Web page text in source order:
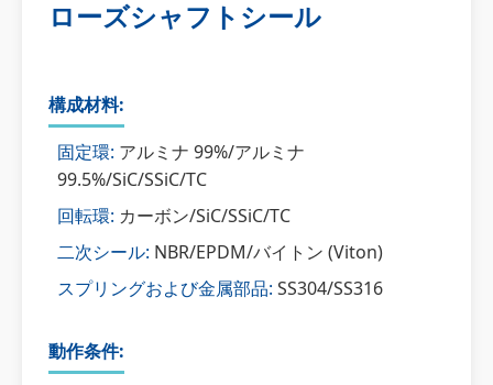
ローズシャフトシール
構成材料:
固定環: アルミナ 99%/アルミナ
99.5%/SiC/SSiC/TC
回転環: カーボン/SiC/SSiC/TC
二次シール: NBR/EPDM/バイトン (Viton)
スプリングおよび金属部品: SS304/SS316
動作条件: